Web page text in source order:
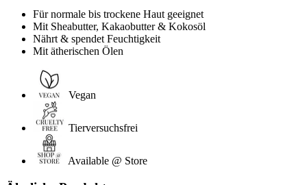
Für normale bis trockene Haut geeignet
Mit Sheabutter, Kakaobutter & Kokosöl
Nährt & spendet Feuchtigkeit
Mit ätherischen Ölen
Vegan
Tierversuchsfrei
Available @ Store